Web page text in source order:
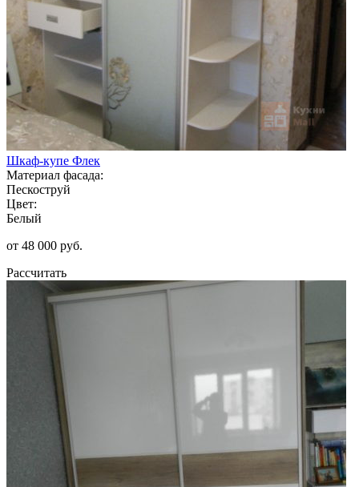
Шкаф-купе Флек
Материал фасада:
Пескоструй
Цвет:
Белый
от 48 000 руб.
Рассчитать